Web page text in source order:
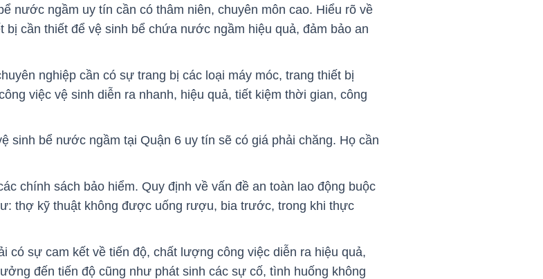
nước ngầm uy tín cần có thâm niên, chuyên môn cao. Hiểu rõ về
bị cần thiết để vệ sinh bể chứa nước ngầm hiệu quả, đảm bảo an
nghiệp cần có sự trang bị các loại máy móc, trang thiết bị
việc vệ sinh diễn ra nhanh, hiệu quả, tiết kiệm thời gian, công
sinh bể nước ngầm tại Quận 6 uy tín sẽ có giá phải chăng. Họ cần
chính sách bảo hiểm. Quy định về vấn đề an toàn lao động buộc
thợ kỹ thuật không được uống rượu, bia trước, trong khi thực
có sự cam kết về tiến độ, chất lượng công việc diễn ra hiệu quả,
đến tiến độ cũng như phát sinh các sự cố, tình huống không